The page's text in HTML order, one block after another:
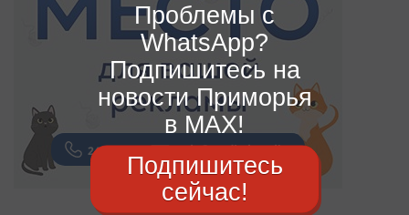
Проблемы с
WhatsApp?
Подпишитесь на
новости Приморья
в MAX!
Подпишитесь
сейчас!